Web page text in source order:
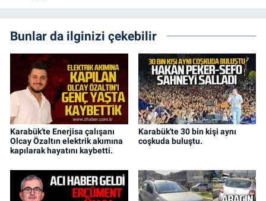
Bunlar da ilginizi çekebilir
Karabük'te Enerjisa çalışanı
Olcay Özaltın elektrik akımına
kapılarak hayatını kaybetti.
Karabük'te 30 bin kişi aynı
coşkuda buluştu.